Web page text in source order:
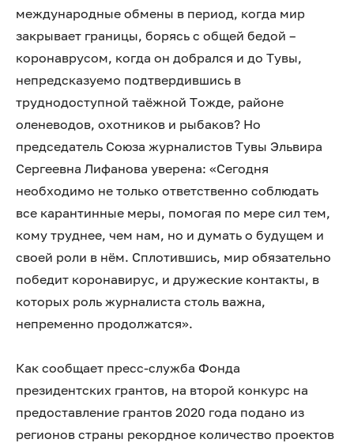
международные обмены в период, когда мир
закрывает границы, борясь с общей бедой –
коронаврусом, когда он добрался и до Тувы,
непредсказуемо подтвердившись в
труднодоступной таёжной Тожде, районе
оленеводов, охотников и рыбаков? Но
председатель Союза журналистов Тувы Эльвира
Сергеевна Лифанова уверена: «Сегодня
необходимо не только ответственно соблюдать
все карантинные меры, помогая по мере сил тем,
кому труднее, чем нам, но и думать о будущем и
своей роли в нём. Сплотившись, мир обязательно
победит коронавирус, и дружеские контакты, в
которых роль журналиста столь важна,
непременно продолжатся».
Как сообщает пресс-служба Фонда
президентских грантов, на второй конкурс на
предоставление грантов 2020 года подано из
регионов страны рекордное количество проектов